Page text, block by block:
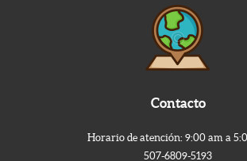
Contacto
Horario de atención: 9:00 am a
507-6809-5193